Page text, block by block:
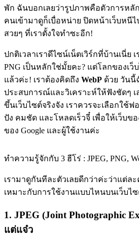
พัก ฉันบอกเลยว่ารูปภาพคือตัวการหลั
คนเข้ามาดูก็เบื่อหน่าย ปิดหน้าเว็บหนี
สวยๆ ที่เราตั้งใจทำซะอีก!
ปกติเวลาเราดีไซน์เน็ตเวิร์กที่บ้านเนี่ย
PNG เป็นหลักใช่มั้ยคะ? แต่โลกของเ
แล้วค่ะ! เราต้องคิดถึง WebP ด้วย วันนี้
ประสบการณ์และวิเคราะห์ให้ฟังชัดๆ เ
ขึ้นเว็บไซต์จริงจัง เราควรจะเลือกใช้
ปัง คมชัด และโหลดเร็วจี๋ เพื่อให้เว็บข
ของ Google และผู้ใช้งานค่ะ
ทำความรู้จักกับ 3 ฮีโร่ : JPEG, PNG,
เรามาดูกันทีละตัวเลยดีกว่าค่ะว่าแต่ล
เหมาะกับการใช้งานแบบไหนบนเว็บไ
1. JPEG (Joint Photographic
แต่แจ๋ว